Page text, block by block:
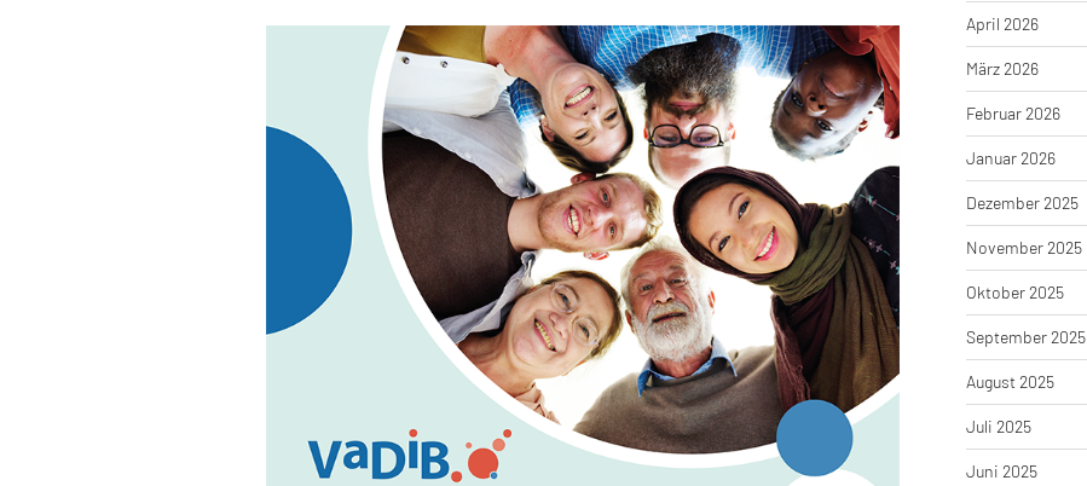
April 2026
März 2026
Februar 2026
Januar 2026
Dezember 2025
November 2025
Oktober 2025
September 2025
August 2025
Juli 2025
Juni 2025